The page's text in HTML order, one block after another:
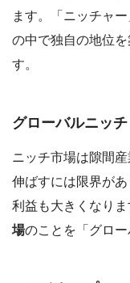
ます。「ニッチャ
の中で独自の地位
す。
グローバルニッチ
ニッチ市場は隙間
伸ばすには限界があ
利益も大きくなりま
場のことを「グロー